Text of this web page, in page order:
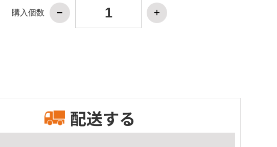
購入個数
配送する